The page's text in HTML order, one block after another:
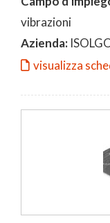
vibrazioni
Azienda:
visualizza